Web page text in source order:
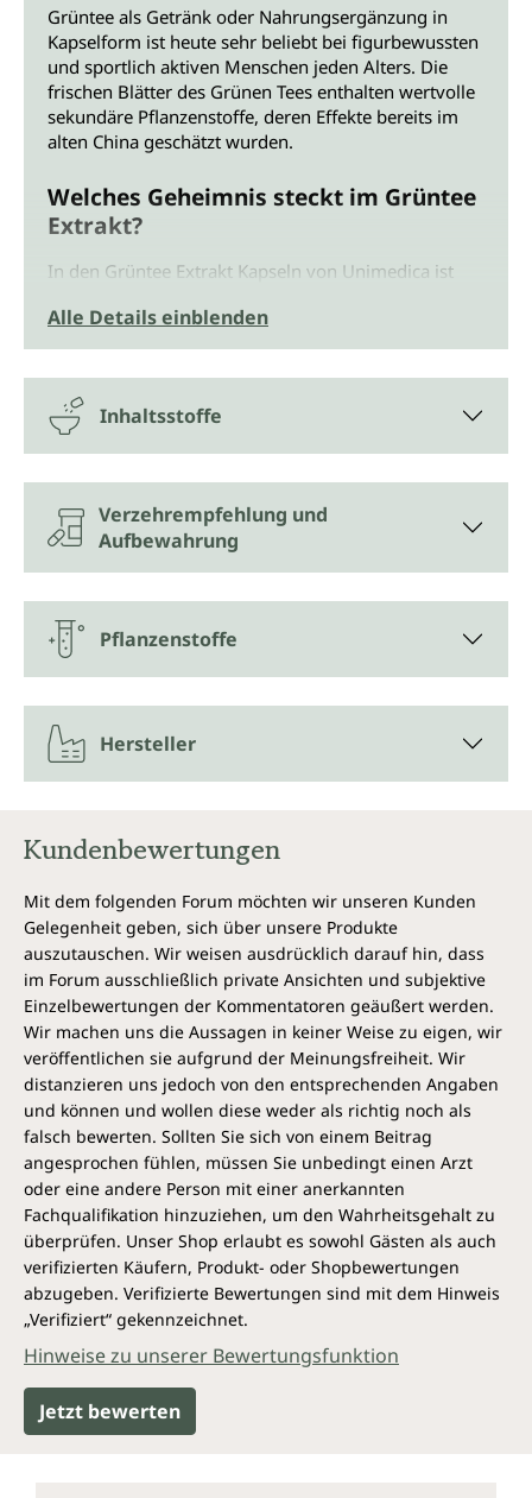
Grüntee als Getränk oder Nahrungsergänzung in
Kapselform ist heute sehr beliebt bei figurbewussten
und sportlich aktiven Menschen jeden Alters. Die
frischen Blätter des Grünen Tees enthalten wertvolle
sekundäre Pflanzenstoffe, deren Effekte bereits im
alten China geschätzt wurden.
Welches Geheimnis steckt im Grüntee
Extrakt?
In den Grüntee Extrakt Kapseln von Unimedica ist
enthalten. EGCG gehört zu den Catechinen und ist
deren biologisch aktivste Form. Um dem Körper die
zusätzlich zu erleichtern, enthalten Grüntee Extrakt
Kapseln von Unimedica auch einen Extrakt aus
Einfache und schnelle Unterstützung
im Alltag
Die frischen Blätter des Grünen Tees werden durch
schonende Verarbeitung zu Grüntee Extrakt
konzentriert. „Verpackt" in eine pflanzliche Hülle aus
Zellulose lassen sich die Vorteile des Grüntee
Extrakts geschmacksneutral und unkompliziert
genießen.
Jedes Braunglas Grüntee Extrakt Kapseln von
Unimedica enthält 180 Kapseln. Das entspricht
Vegan und ohne folgende Zusatzstoffe
Vegane Kapselhülle aus reiner pflanzlicher Cellulose
(HPMC), frei von Carrageen und PEG. Grüntee Extrakt
Kapseln von Unimedica sind, entsprechend
gesetzlicher Vorgaben, frei von
Konservierungsstoffen, weiterhin ohne Zusätze wie
Farbstoffe, Stabilisatoren, Trennmittel wie
Magnesiumstearat, ohne Gentechnik sowie
laktosefrei, glutenfrei und vegan.
Alle Details einblenden
Inhaltsstoffe
Verzehrempfehlung und
Aufbewahrung
Pflanzenstoffe
Hersteller
Kundenbewertungen
Mit dem folgenden Forum möchten wir unseren Kunden
Gelegenheit geben, sich über unsere Produkte
auszutauschen. Wir weisen ausdrücklich darauf hin, dass
im Forum ausschließlich private Ansichten und subjektive
Einzelbewertungen der Kommentatoren geäußert werden.
Wir machen uns die Aussagen in keiner Weise zu eigen, wir
veröffentlichen sie aufgrund der Meinungsfreiheit. Wir
distanzieren uns jedoch von den entsprechenden Angaben
und können und wollen diese weder als richtig noch als
falsch bewerten. Sollten Sie sich von einem Beitrag
angesprochen fühlen, müssen Sie unbedingt einen Arzt
oder eine andere Person mit einer anerkannten
Fachqualifikation hinzuziehen, um den Wahrheitsgehalt zu
überprüfen. Unser Shop erlaubt es sowohl Gästen als auch
verifizierten Käufern, Produkt- oder Shopbewertungen
abzugeben. Verifizierte Bewertungen sind mit dem Hinweis
„Verifiziert“ gekennzeichnet.
Hinweise zu unserer Bewertungsfunktion
Jetzt bewerten